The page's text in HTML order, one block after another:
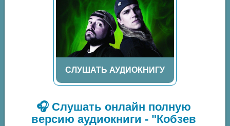
СЛУШАТЬ АУДИОКНИГУ
🎧 Слушать онлайн полную
версию аудиокниги - "Кобзев